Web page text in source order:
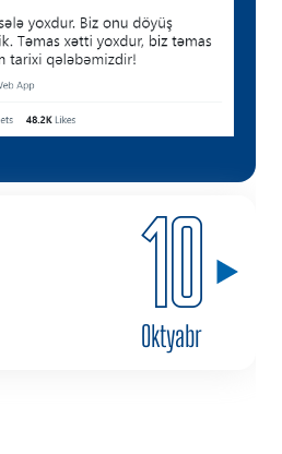
10
Oktyabr